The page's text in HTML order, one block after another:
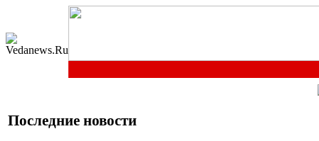
Последние новости